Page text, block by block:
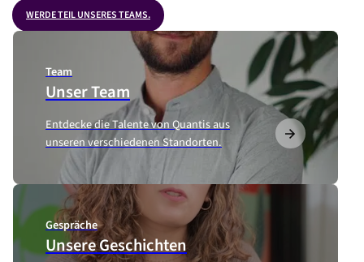
WERDE TEIL UNSERES TEAMS.
Team
Unser Team
Entdecke die Talente von Quantis aus
unseren verschiedenen Standorten.
Gespräche
Unsere Geschichten